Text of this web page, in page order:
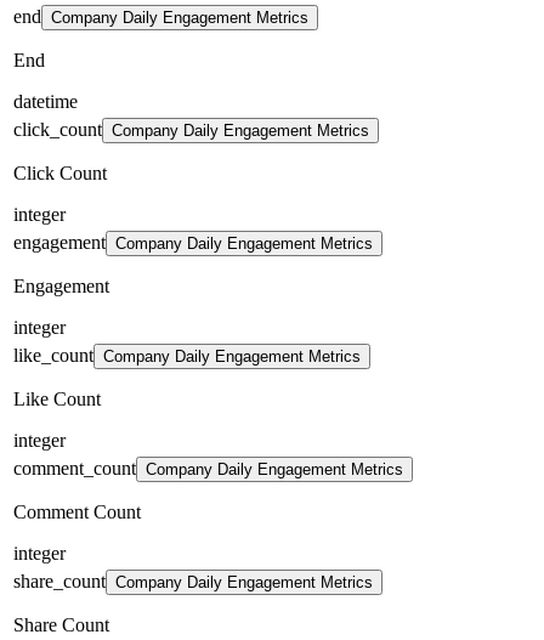
end Company Daily Engagement Metrics
End
datetime
click_count Company Daily Engagement Metrics
Click Count
integer
engagement Company Daily Engagement Metrics
Engagement
integer
like_count Company Daily Engagement Metrics
Like Count
integer
comment_count Company Daily Engagement Metrics
Comment Count
integer
share_count Company Daily Engagement Metrics
Share Count